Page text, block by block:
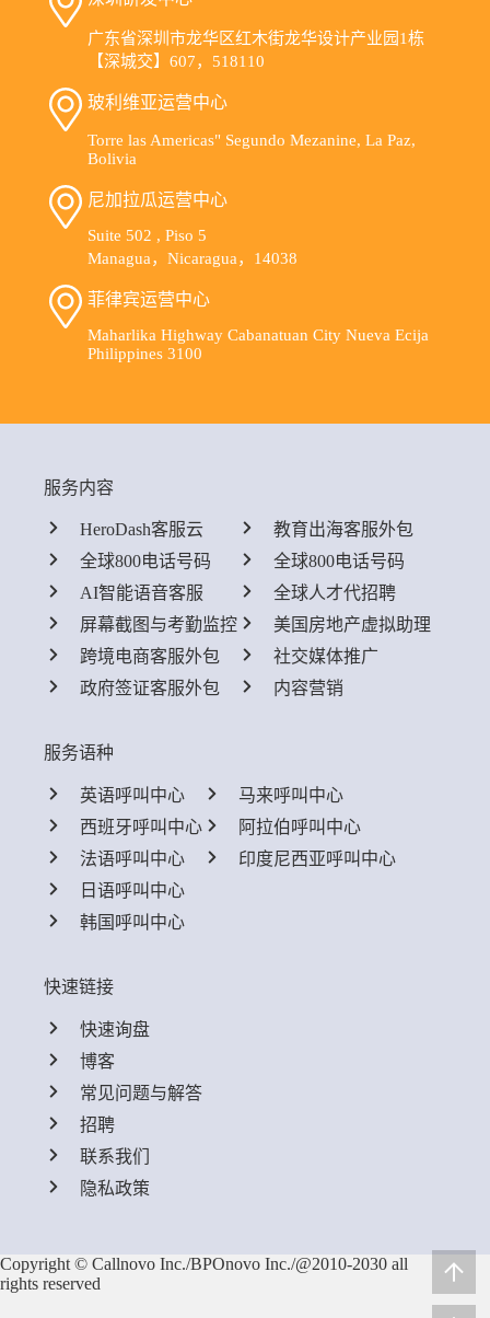
广东省深圳市龙华区红木街龙华设计产业园1栋
【深城交】607，518110
玻利维亚运营中心
Torre las Americas" Segundo Mezanine, La Paz,
Bolivia
尼加拉瓜运营中心
Suite 502 , Piso 5
Managua，Nicaragua，14038
菲律宾运营中心
Maharlika Highway Cabanatuan City Nueva Ecija
Philippines 3100
服务内容
HeroDash客服云
全球800电话号码
AI智能语音客服
屏幕截图与考勤监控
跨境电商客服外包
政府签证客服外包
教育出海客服外包
全球800电话号码
全球人才代招聘
美国房地产虚拟助理
社交媒体推广
内容营销
服务语种
英语呼叫中心
西班牙呼叫中心
法语呼叫中心
日语呼叫中心
韩国呼叫中心
马来呼叫中心
阿拉伯呼叫中心
印度尼西亚呼叫中心
快速链接
快速询盘
博客
常见问题与解答
招聘
联系我们
隐私政策
Copyright © Callnovo Inc./BPOnovo Inc./@2010-2030 all
rights reserved